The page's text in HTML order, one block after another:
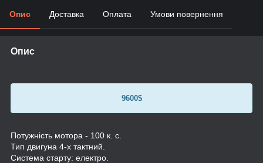
Опис Доставка Оплата Умови повернення
Опис
9600$
Потужність мотора - 100 к. с.
Тип двигуна 4-х тактний.
Система старту: електро.